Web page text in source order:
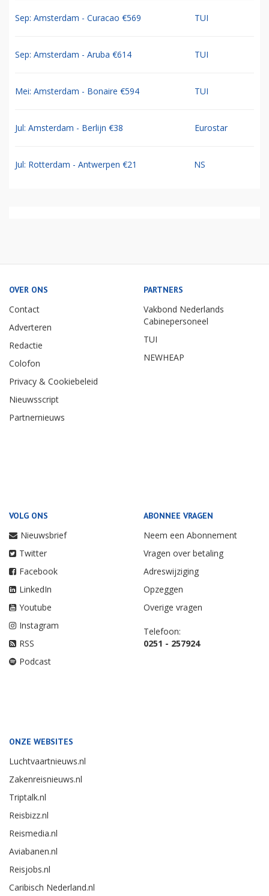
Sep: Amsterdam - Curacao €569 TUI
Sep: Amsterdam - Aruba €614 TUI
Mei: Amsterdam - Bonaire €594 TUI
Jul: Amsterdam - Berlijn €38 Eurostar
Jul: Rotterdam - Antwerpen €21 NS
OVER ONS
Contact
Adverteren
Redactie
Colofon
Privacy & Cookiebeleid
Nieuwsscript
Partnernieuws
PARTNERS
Vakbond Nederlands
Cabinepersoneel
TUI
NEWHEAP
VOLG ONS
Nieuwsbrief
Twitter
Facebook
LinkedIn
Youtube
Instagram
RSS
Podcast
ABONNEE VRAGEN
Neem een Abonnement
Vragen over betaling
Adreswijziging
Opzeggen
Overige vragen
Telefoon:
0251 - 257924
ONZE WEBSITES
Luchtvaartnieuws.nl
Zakenreisnieuws.nl
Triptalk.nl
Reisbizz.nl
Reismedia.nl
Aviabanen.nl
Reisjobs.nl
Caribisch Nederland.nl